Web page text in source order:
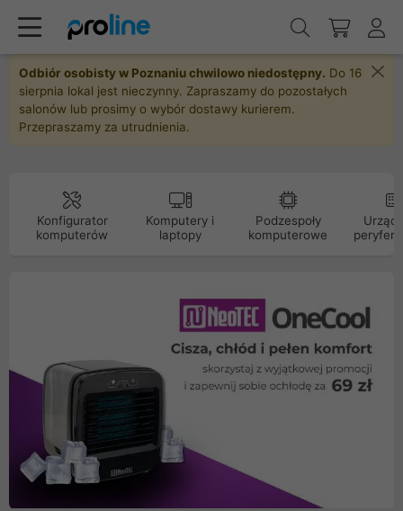
Odbiór osobisty w Poznaniu chwilowo niedostępny. Do 16
sierpnia lokal jest nieczynny. Zapraszamy do pozostałych
salonów lub prosimy o wybór dostawy kurierem.
Przepraszamy za utrudnienia.
Konfigurator
komputerów
Komputery i
laptopy
Podzespoły
komputerowe